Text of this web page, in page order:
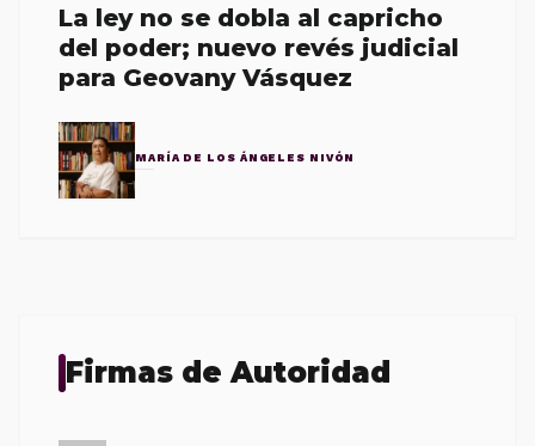
La ley no se dobla al capricho
del poder; nuevo revés judicial
para Geovany Vásquez
MARÍA DE LOS ÁNGELES NIVÓN
Firmas de Autoridad